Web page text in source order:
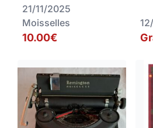
21/11/2025
Moisselles
10.00€